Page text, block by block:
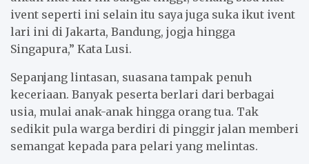
ivent seperti ini selain itu saya juga suka ikut ivent
lari ini di Jakarta, Bandung, jogja hingga
Singapura,” Kata Lusi.
Sepanjang lintasan, suasana tampak penuh
keceriaan. Banyak peserta berlari dari berbagai
usia, mulai anak-anak hingga orang tua. Tak
sedikit pula warga berdiri di pinggir jalan memberi
semangat kepada para pelari yang melintas.